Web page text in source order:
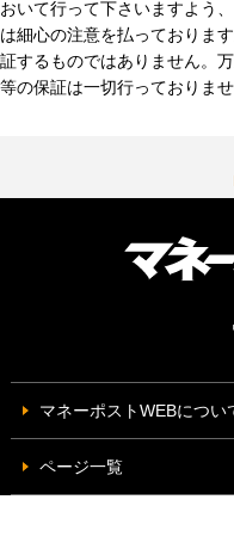
おいて行って下さいますよう
は細心の注意を払っておりま
証するものではありません。
等の保証は一切行っておりま
マネーポストWEBについ
ページ一覧